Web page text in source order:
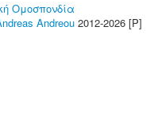
Ομοσπονδία
Andreou 2012-2026 [P]